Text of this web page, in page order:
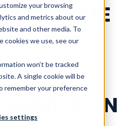
your browsing
and metrics about our
and other media. To
cookies we use, see our
won’t be tracked
A single cookie will be
remember your preference
settings
AB: BYTE
TILL